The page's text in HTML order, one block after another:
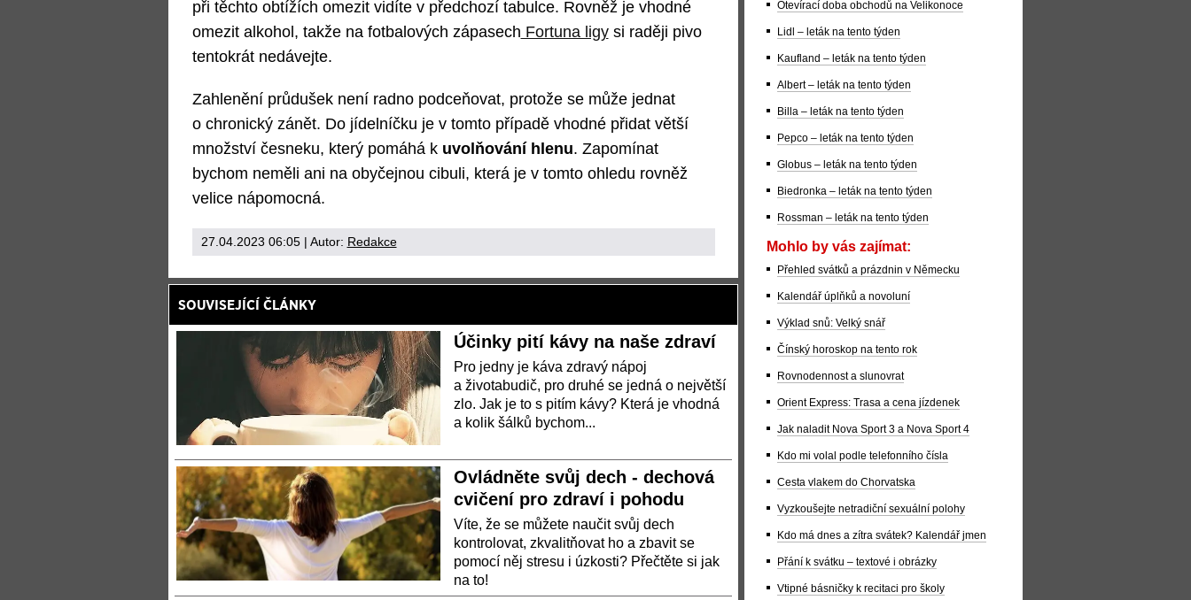
při těchto obtížích omezit vidíte v předchozí tabulce. Rovněž je vhodné
omezit alkohol, takže na fotbalových zápasech Fortuna ligysi raději pivo
tentokrát nedávejte.
Zahlenění průdušek není radno podceňovat, protože se může jednat
o chronický zánět. Do jídelníčku je v tomto případě vhodné přidat větší
množství česneku, který pomáhá k uvolňování hlenu. Zapomínat
bychom neměli ani na obyčejnou cibuli, která je v tomto ohledu rovněž
velice nápomocná.
27.04.2023 06:05| Autor: Redakce
SOUVISEJÍCÍ ČLÁNKY
Účinky pití kávy na naše zdraví
Pro jedny je káva zdravý nápoj
a životabudič, pro druhé se jedná o největší
zlo. Jak je to s pitím kávy? Která je vhodná
a kolik šálků bychom...
Ovládněte svůj dech - dechová
cvičení pro zdraví i pohodu
Víte, že se můžete naučit svůj dech
kontrolovat, zkvalitňovat ho a zbavit se
pomocí něj stresu i úzkosti? Přečtěte si jak
na to!
Otevírací doba obchodů na Velikonoce
Lidl – leták na tento týden
Kaufland – leták na tento týden
Albert – leták na tento týden
Billa – leták na tento týden
Pepco – leták na tento týden
Globus – leták na tento týden
Biedronka – leták na tento týden
Rossman – leták na tento týden
Mohlo by vás zajímat:
Přehled svátků a prázdnin v Německu
Kalendář úplňků a novoluní
Výklad snů: Velký snář
Čínský horoskop na tento rok
Rovnodennost a slunovrat
Orient Express: Trasa a cena jízdenek
Jak naladit Nova Sport 3 a Nova Sport 4
Kdo mi volal podle telefonního čísla
Cesta vlakem do Chorvatska
Vyzkoušejte netradiční sexuální polohy
Kdo má dnes a zítra svátek? Kalendář jmen
Přání k svátku – textové i obrázky
Vtipné básničky k recitaci pro školy